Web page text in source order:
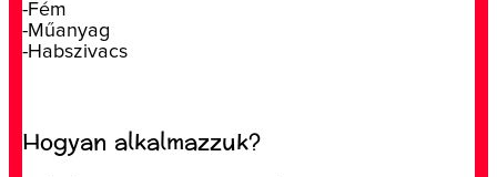
-Fém
-Műanyag
-Habszivacs
Hogyan alkalmazzuk?